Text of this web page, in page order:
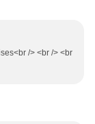
/> <br /> <br